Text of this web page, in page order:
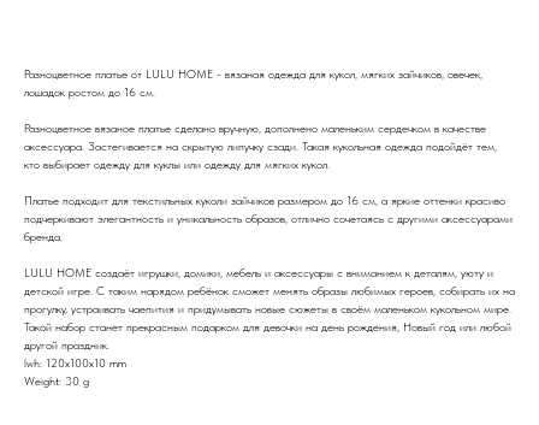
Разноцветное платье от LULU HOME - вязаная одежда для кукол, мягких зайчиков, овечек,
лошадок ростом до 16 см.
Разноцветное вязаное платье сделано вручную, дополнено маленьким сердечком в качестве
аксессуара. Застегивается на скрытую липучку сзади. Такая кукольная одежда подойдёт тем,
кто выбирает одежду для куклы или одежду для мягких кукол.
Платье подходит для текстильных куколи зайчиков размером до 16 см, а яркие оттенки красиво
подчеркивают элегантность и уникальность образов, отлично сочетаясь с другими аксессуарами
бренда.
LULU HOME создаёт игрушки, домики, мебель и аксессуары с вниманием к деталям, уюту и
детской игре. С таким нарядом ребёнок сможет менять образы любимых героев, собирать их на
прогулку, устраивать чаепития и придумывать новые сюжеты в своём маленьком кукольном мире.
Такой набор станет прекрасным подарком для девочки на день рождения, Новый год или любой
другой праздник.
lwh: 120x100x10 mm
Weight: 30 g